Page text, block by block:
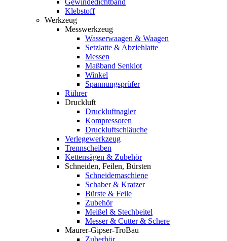
Gewindedichtband
Klebstoff
Werkzeug
Messwerkzeug
Wasserwaagen & Waagen
Setzlatte & Abziehlatte
Messen
Maßband Senklot
Winkel
Spannungsprüfer
Rührer
Druckluft
Druckluftnagler
Kompressoren
Druckluftschläuche
Verlegewerkzeug
Trennscheiben
Kettensägen & Zubehör
Schneiden, Feilen, Bürsten
Schneidemaschiene
Schaber & Kratzer
Bürste & Feile
Zubehör
Meißel & Stechbeitel
Messer & Cutter & Schere
Maurer-Gipser-TroBau
Zuberhör